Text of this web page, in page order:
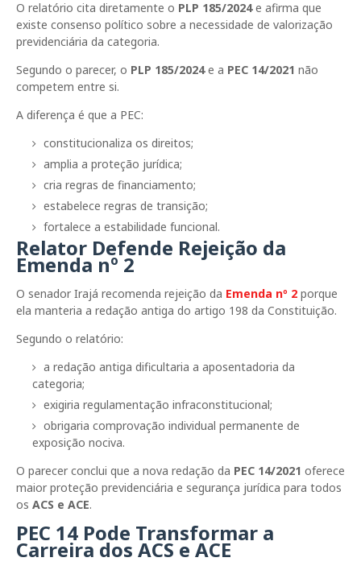
O relatório cita diretamente o PLP 185/2024e afirma que
existe consenso político sobre a necessidade de valorização
previdenciária da categoria.
Segundo o parecer, o PLP 185/2024e a PEC 14/2021 não
competem entre si.
A diferença é que a PEC:
constitucionaliza os direitos;
amplia a proteção jurídica;
cria regras de financiamento;
estabelece regras de transição;
fortalece a estabilidade funcional.
Relator Defende Rejeição da
Emenda nº 2
O senador Irajá recomenda rejeição da Emenda nº 2 porque
ela manteria a redação antiga do artigo 198 da Constituição.
Segundo o relatório:
a redação antiga dificultaria a aposentadoria da
categoria;
exigiria regulamentação infraconstitucional;
obrigaria comprovação individual permanente de
exposição nociva.
O parecer conclui que a nova redação da PEC 14/2021 oferece
maior proteção previdenciária e segurança jurídica para todos
os ACS e ACE.
PEC 14 Pode Transformar a
Carreira dos ACS e ACE